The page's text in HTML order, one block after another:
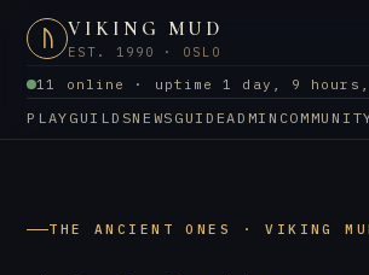
ᚢ VIKING MUD
EST. 1990 · OSLO
PLAY GUILDSNEWS GUIDEADMIN
11 online · uptime 1 day, 9 hours,
THE ANCIENT ONES · VIKING